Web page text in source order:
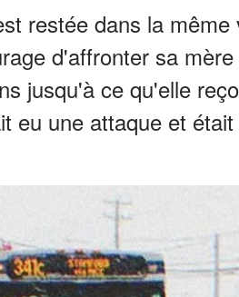
restée dans la
d'affronter sa
jusqu'à ce qu'elle
eu une attaque et